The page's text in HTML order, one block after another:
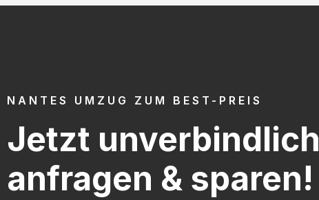
NANTES UMZUG ZUM BEST-PREIS
Jetzt unverbindlich
anfragen & sparen!